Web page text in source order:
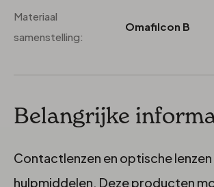
Materiaal
samenstelling:
Omafilcon B
Belangrijke
Contactlenzen en optische
hulpmiddelen. Deze producten